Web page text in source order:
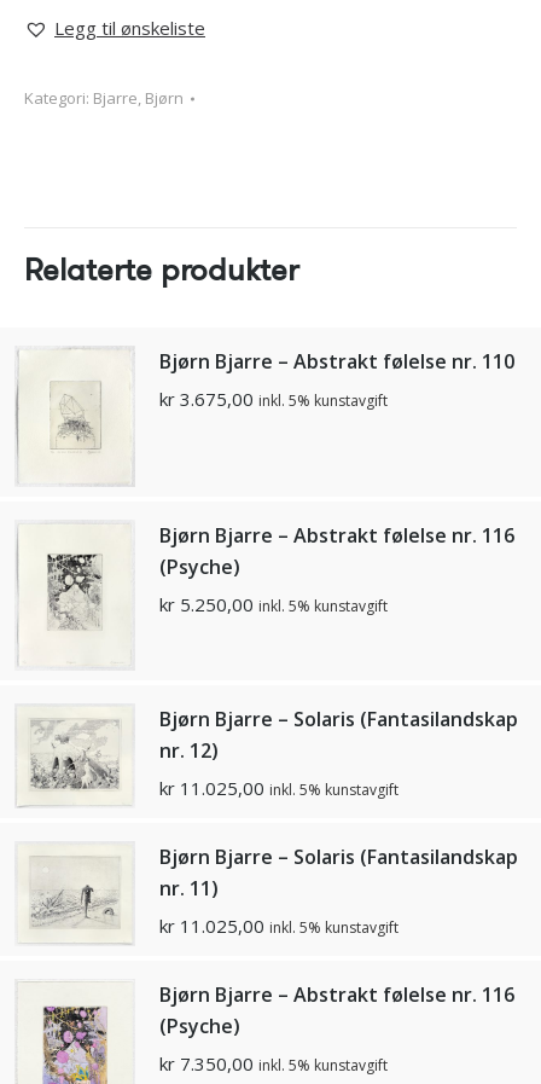
Legg til ønskeliste
Kategori: Bjarre, Bjørn
Relaterte produkter
Bjørn Bjarre – Abstrakt følelse nr. 110
kr 3.675,00 inkl. 5% kunstavgift
Bjørn Bjarre – Abstrakt følelse nr. 116
(Psyche)
kr 5.250,00 inkl. 5% kunstavgift
Bjørn Bjarre – Solaris (Fantasilandskap
nr. 12)
kr 11.025,00 inkl. 5% kunstavgift
Bjørn Bjarre – Solaris (Fantasilandskap
nr. 11)
kr 11.025,00 inkl. 5% kunstavgift
Bjørn Bjarre – Abstrakt følelse nr. 116
(Psyche)
kr 7.350,00 inkl. 5% kunstavgift